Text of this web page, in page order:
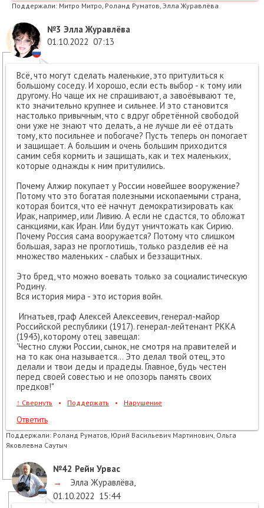
Поддержали: Митро Митро, Роланд Руматов, Элла Журавлёва
№3 Элла Журавлёва
01.10.2022 07:13
Всё, что могут сделать маленькие, это притулиться к
большому соседу. И хорошо, если есть выбор - к тому или
другому. Но чаще их не спрашивают, а завоёвывают те,
кто значительно крупнее и сильнее. И это становится
настолько привычным, что с вдруг обретённой свободой
они уже не знают что делать, а не лучше ли её отдать
тому, кто посильнее и побогаче? Пусть теперь он помогает
и защищает. А большим и очень большим приходится
самим себя кормить и защищать, как и тех маленьких,
которые однажды к ним притулились.
Почему Алжир покупает у России новейшее вооружение?
Потому что это богатая полезными ископаемыми страна,
которая боится, что её начнут демократизировать как
Ирак, например, или Ливию. А если не сдастся, то обложат
санкциями, как Иран. Или будут уничтожать как Сирию.
Почему Россия сама вооружается? Потому что слишком
большая, зараз не проглотишь, только разделив её на
множество маленьких - слабых и беззащитных.
Это бред, что можно воевать только за социалистическую
Родину.
Вся история мира - это история войн.
Игнатьев, граф Алексей Алексеевич, генерал-майор
Российской республики (1917). генерал-лейтенант РККА
(1943), которому отец завещал:
'Честно служи России, сынок, не смотря на правителей и
на то как она называется… Это делал твой отец, это
делали и твои деды и прадеды. Главное, будь честен
перед своей совестью и не опозорь память своих
предков!"
↑ Свернуть • Поддержать • Нарушение
Ответить
Поддержали: Роланд Руматов, Юрий Васильевич Мартинович, Ольга
Яковлевна Саутыч
№42 Рейн Урвас
→
Элла Журавлёва
01.10.2022 15:44